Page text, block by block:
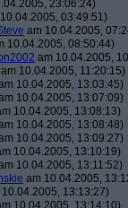
23:06:24)
03:49:51)
am 10.04.2005,
10.04.2005, 08:50:44)
am 10.04.2005,
am 10.04.2005, 11:20:15)
10.04.2005, 13:03:45)
10.04.2005, 13:07:09)
10.04.2005, 13:08:13)
10.04.2005, 13:08:48)
10.04.2005, 13:09:27)
10.04.2005, 13:10:19)
10.04.2005, 13:11:52)
am 10.04.2005,
13:13:27)
10.04.2005, 13:14:10)